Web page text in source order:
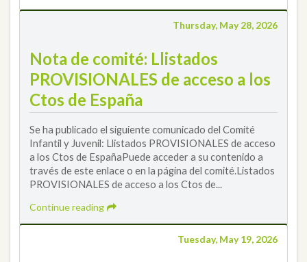
Thursday, May 28, 2026
Nota de comité: Llistados
PROVISIONALES de acceso a los
Ctos de España
Se ha publicado el siguiente comunicado del Comité
Infantil y Juvenil: Llistados PROVISIONALES de acceso
a los Ctos de EspañaPuede acceder a su contenido a
través de este enlace o en la página del comité.Listados
PROVISIONALES de acceso a los Ctos de...
Continue reading
Tuesday, May 19, 2026